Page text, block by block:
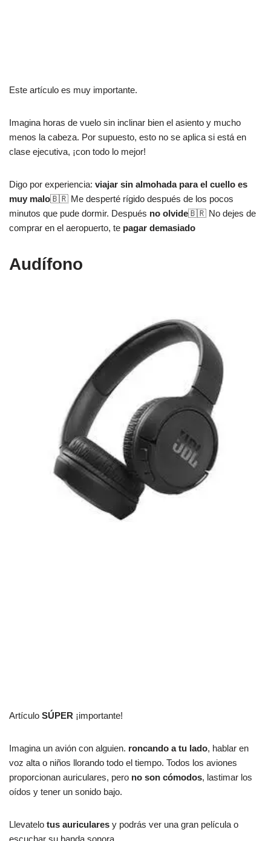
Este artículo es muy importante.
Imagina horas de vuelo sin inclinar bien el asiento y mucho
menos la cabeza. Por supuesto, esto no se aplica si está en
clase ejecutiva, ¡con todo lo mejor!
Digo por experiencia: viajar sin almohada para el cuello es
muy malo🇧🇷 Me desperté rígido después de los pocos
minutos que pude dormir. Después no olvide🇧🇷 No dejes de
comprar en el aeropuerto, te pagar demasiado
Audífono
Artículo SÚPER ¡importante!
Imagina un avión con alguien. roncando a tu lado, hablar en
voz alta o niños llorando todo el tiempo. Todos los aviones
proporcionan auriculares, pero no son cómodos, lastimar los
oídos y tener un sonido bajo.
Llevatelo tus auriculares y podrás ver una gran película o